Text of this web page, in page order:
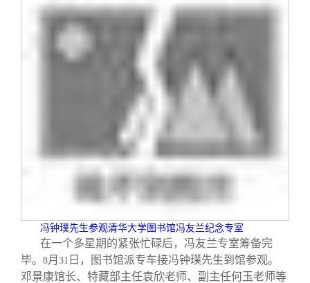
校友视界
理事会名单
联系我们
冯钟璞先生参观清华大学图书馆冯友兰纪念专室
在一个多星期的紧张忙碌后，冯友兰专室筹备完
毕。 8月 31 日，图书馆派专车接冯钟璞先生到馆参观。
邓景康馆长、特藏部主任袁欣老师、副主任何玉老师等